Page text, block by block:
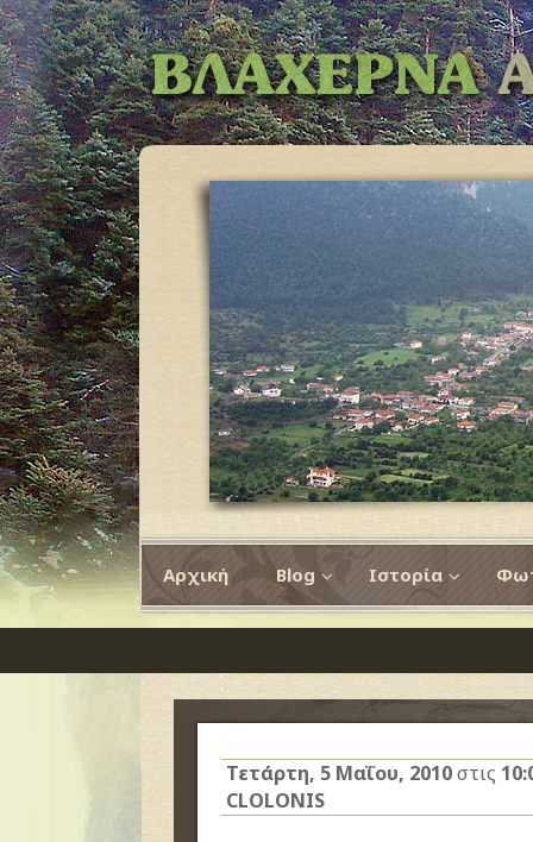
Αρχική Blog Ιστορία
Τετάρτη, 5 Μαΐου, 2010στις
CLOLONIS